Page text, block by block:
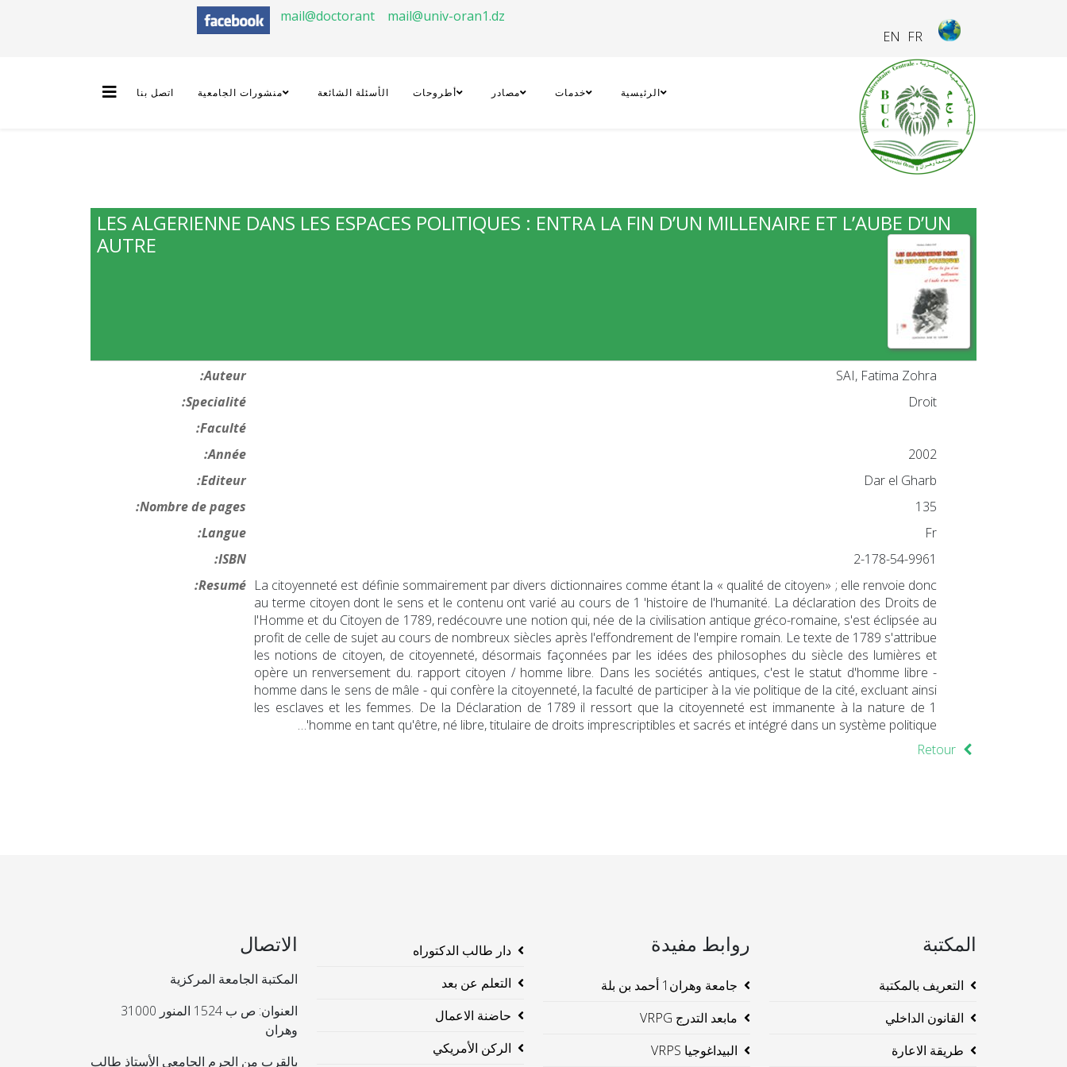
FR
EN
mail@doctorant mail@univ-oran1.dz
الرئيسية خدمات مصادر أطروحات الأسئلة الشائعة منشورات الجامعية اتصل بنا
LES ALGERIENNE DANS LES ESPACES POLITIQUES : ENTRA LA FIN D’UN MILLENAIRE ET L’AUBE D’UN
AUTRE
Auteur:
SAI, Fatima Zohra
Specialité:
Droit
Faculté:
Année:
2002
Editeur:
Dar el Gharb
Nombre de pages:
135
Langue:
Fr
ISBN:
2-178-54-9961
Resumé: La citoyenneté est définie sommairement par divers dictionnaires comme étant la « qualité de citoyen» ; elle renvoie donc
au terme citoyen dont le sens et le contenu ont varié au cours de 1 'histoire de l'humanité. La déclaration des Droits de
l'Homme et du Citoyen de 1789, redécouvre une notion qui, née de la civilisation antique gréco-romaine, s'est éclipsée au
profit de celle de sujet au cours de nombreux siècles après l'effondrement de l'empire romain. Le texte de 1789 s'attribue
les notions de citoyen, de citoyenneté, désormais façonnées par les idées des philosophes du siècle des lumières et
opère un renversement du. rapport citoyen / homme libre. Dans les sociétés antiques, c'est le statut d'homme libre -
homme dans le sens de mâle - qui confère la citoyenneté, la faculté de participer à la vie politique de la cité, excluant ainsi
les esclaves et les femmes. De la Déclaration de 1789 il ressort que la citoyenneté est immanente à la nature de 1
'homme en tant qu'être, né libre, titulaire de droits imprescriptibles et sacrés et intégré dans un système politique…
Retour
المكتبة
التعريف بالمكتبة
القانون الداخلي
طريقة الاعارة
روابط مفيدة
جامعة وهران1 أحمد بن بلة
مابعد التدرج VRPG
البيداغوجيا VRPS
دار طالب الدكتوراه
التعلم عن بعد
حاضنة الاعمال
الركن الأمريكي
الاتصال
المكتبة الجامعة المركزية
العنوان: ص ب 1524 المنور 31000
وهران
بالقرب من الحرم الجامعي الأستاذ طالب